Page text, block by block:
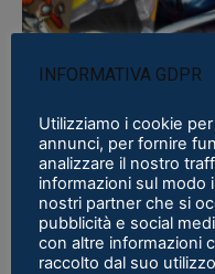
annunciati
Lorenzo Vizzari 15 Dicembre
INFORMATIVA GDPR
Utilizziamo i cookie
annunci, per fornire
analizzare il nostro
informazioni sul modo
nostri partner che si
pubblicità e social
con altre informazioni
raccolto dal suo